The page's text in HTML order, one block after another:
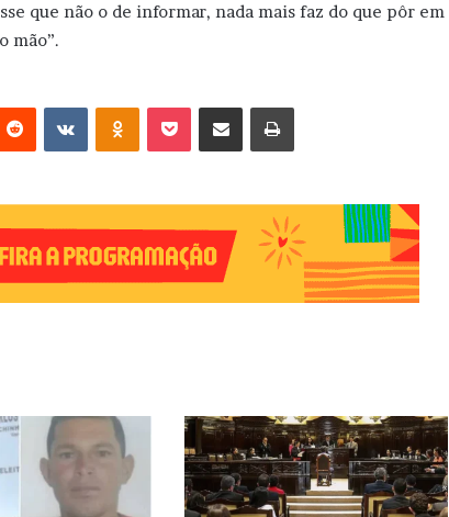
que não o de informar, nada mais faz do que pôr em
mão”.
VK OK